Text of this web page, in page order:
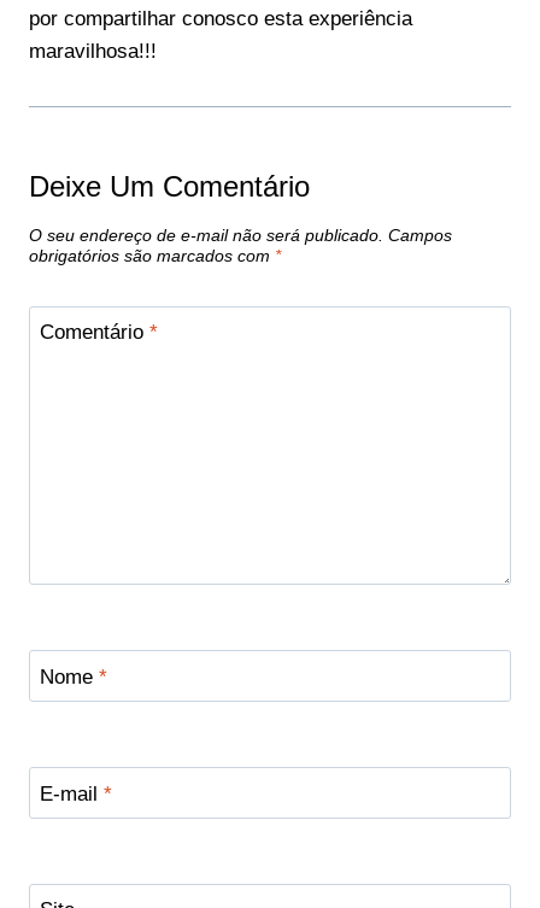
por compartilhar conosco esta experiência
maravilhosa!!!
Deixe Um Comentário
O seu endereço de e-mail não será publicado. Campos
obrigatórios são marcados com *
Comentário *
Nome *
E-mail *